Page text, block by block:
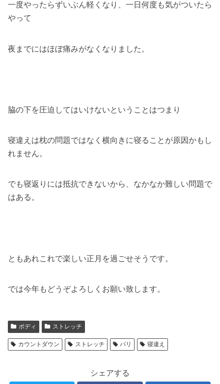
一度やったらずいぶん軽くなり、一日何度も気がついたら
やって
夜までにはほぼ痛みがなくなりました。
脇の下を圧迫してはいけないということはつまり
寝違えは枕の問題ではなく横向きに寝ることが原因かもし
れません。
でも寝返りには抵抗できないから、なかなか難しい問題で
はある。
ともあれこれで楽しい正月を過ごせそうです。
では今年もどうぞよろしくお願い致します。
ボディ ストレッチ
カウントダウン ストレッチ パリ 寝違え
シェアする